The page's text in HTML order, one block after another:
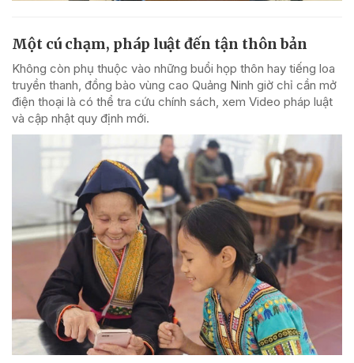
Một cú chạm, pháp luật đến tận thôn bản
Không còn phụ thuộc vào những buổi họp thôn hay tiếng loa
truyền thanh, đồng bào vùng cao Quảng Ninh giờ chỉ cần mở
điện thoại là có thể tra cứu chính sách, xem Video pháp luật
và cập nhật quy định mới.